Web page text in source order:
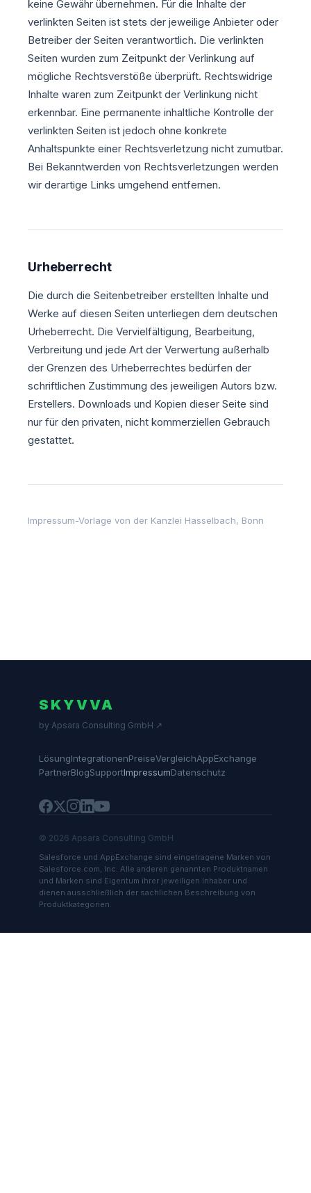
keine Gewähr übernehmen. Für die Inhalte der
verlinkten Seiten ist stets der jeweilige Anbieter oder
Betreiber der Seiten verantwortlich. Die verlinkten
Seiten wurden zum Zeitpunkt der Verlinkung auf
mögliche Rechtsverstöße überprüft. Rechtswidrige
Inhalte waren zum Zeitpunkt der Verlinkung nicht
erkennbar. Eine permanente inhaltliche Kontrolle der
verlinkten Seiten ist jedoch ohne konkrete
Anhaltspunkte einer Rechtsverletzung nicht zumutbar.
Bei Bekanntwerden von Rechtsverletzungen werden
wir derartige Links umgehend entfernen.
Urheberrecht
Die durch die Seitenbetreiber erstellten Inhalte und
Werke auf diesen Seiten unterliegen dem deutschen
Urheberrecht. Die Vervielfältigung, Bearbeitung,
Verbreitung und jede Art der Verwertung außerhalb
der Grenzen des Urheberrechtes bedürfen der
schriftlichen Zustimmung des jeweiligen Autors bzw.
Erstellers. Downloads und Kopien dieser Seite sind
nur für den privaten, nicht kommerziellen Gebrauch
gestattet.
Impressum-Vorlage von der Kanzlei Hasselbach, Bonn
SKYVVA
by Apsara Consulting GmbH ↗
LösungIntegrationenPreiseVergleichAppExchange
PartnerBlogSupportImpressumDatenschutz
© 2026 Apsara Consulting GmbH
Salesforce und AppExchange sind eingetragene Marken von
Salesforce.com, Inc. Alle anderen genannten Produktnamen
und Marken sind Eigentum ihrer jeweiligen Inhaber und
dienen ausschließlich der sachlichen Beschreibung von
Produktkategorien.